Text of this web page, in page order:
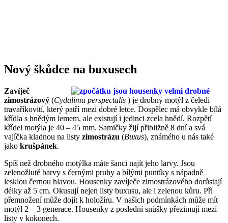
Nový škůdce na buxusech
Zavíječ
zimostrázový (Cydalima perspectalis ) je drobný motýl z čeledi
travaříkovití, který patří mezi dobré letce. Dospělec má obvykle bílá
křídla s hnědým lemem, ale existují i jedinci zcela hnědí. Rozpětí
křídel motýla je 40 – 45 mm. Samičky žijí přibližně 8 dní a svá
vajíčka kladnou na listy zimostrázu (Buxus), známého u nás také
jako krušpánek.
Spíš než drobného motýlka máte šanci najít jeho larvy. Jsou
zelenožluté barvy s černými pruhy a bílými puntíky s nápadně
lesklou černou hlavou. Housenky zavíječe zimostrázového dorůstají
délky až 5 cm. Okusují nejen listy buxusu, ale i zelenou kůru. Při
přemnožení může dojít k holožíru. V našich podmínkách může mít
motýl 2 – 3 generace. Housenky z poslední snůšky přezimují mezi
listy v kokonech.